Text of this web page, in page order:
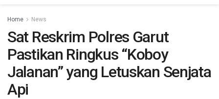
Home News
Sat Reskrim Polres Garut
Pastikan Ringkus “Koboy
Jalanan” yang Letuskan Senjata
Api